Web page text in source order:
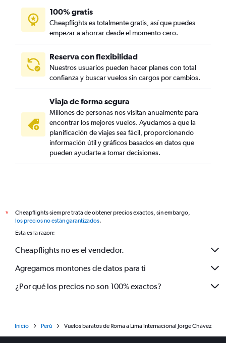
100% gratis
Cheapflights es totalmente gratis, así que puedes
empezar a ahorrar desde el momento cero.
Reserva con flexibilidad
Nuestros usuarios pueden hacer planes con total
confianza y buscar vuelos sin cargos por cambios.
Viaja de forma segura
Millones de personas nos visitan anualmente para
encontrar los mejores vuelos. Ayudamos a que la
planificación de viajes sea fácil, proporcionando
información útil y gráficos basados en datos que
pueden ayudarte a tomar decisiones.
*
Cheapflights siempre trata de obtener precios exactos, sin embargo,
los precios no están garantizados.
Esta es la razón:
Cheapflights no es el vendedor.
Agregamos montones de datos para ti
¿Por qué los precios no son 100% exactos?
Inicio Perú Vuelos baratos de Roma a Lima Internacional Jorge Chávez